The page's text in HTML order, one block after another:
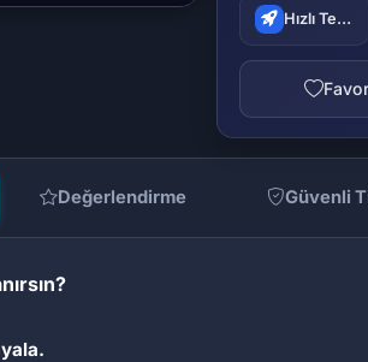
Hızlı Teslimat
Değerlendirme Güvenli